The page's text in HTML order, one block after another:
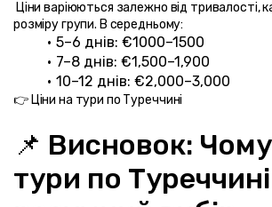
розміру групи. В середньому:
5–6 днів: €1000–1500
7–8 днів: €1,500–1,900
10–12 днів: €2,000–3,000
👉 Ціни на тури по Туреччині
📌 Висновок:
тури по